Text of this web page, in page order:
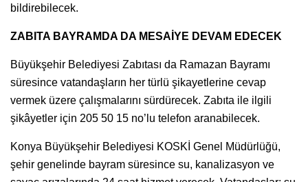
bildirebilecek.
ZABITA BAYRAMDA DA MESAİYE DEVAM EDECEK
Büyükşehir Belediyesi Zabıtası da Ramazan Bayramı
süresince vatandaşların her türlü şikayetlerine cevap
vermek üzere çalışmalarını sürdürecek. Zabıta ile ilgili
şikâyetler için 205 50 15 no’lu telefon aranabilecek.
Konya Büyükşehir Belediyesi KOSKİ Genel Müdürlüğü,
şehir genelinde bayram süresince su, kanalizasyon ve